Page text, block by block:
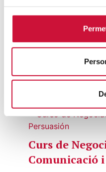
decisions informades i
teu entorn
Campus:Terrassa
VEURE PROGRAMA
Curs de
Comunicació